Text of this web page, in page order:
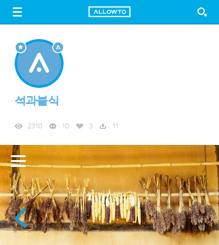
FREE DOWNLOAD
석과불식
2310 10 3 11